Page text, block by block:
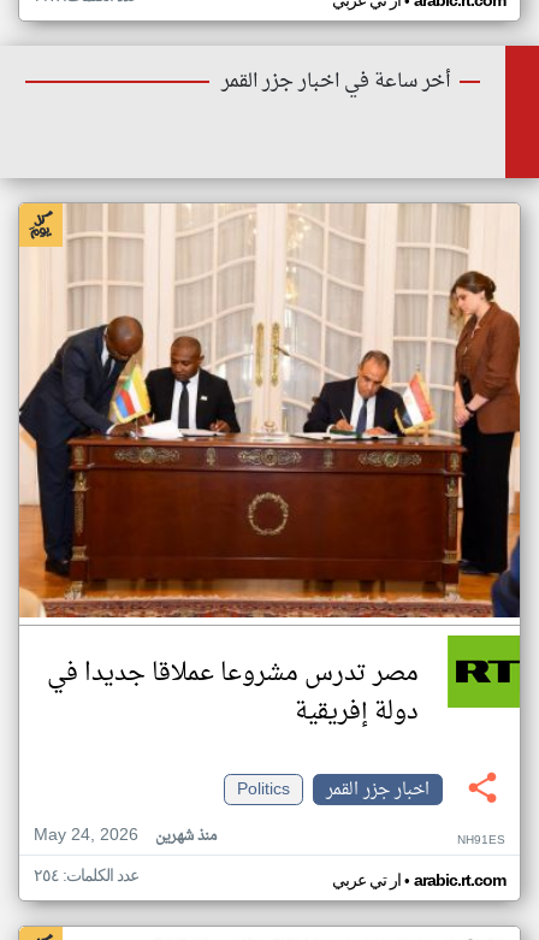
أخر ساعة في اخبار جزر القمر
مصر تدرس مشروعا عملاقا جديدا في
دولة إفريقية
اخبار جزر القمر
Politics
May 24, 2026
منذ شهرين NH91ES
ار تي عربي• arabic.rt.com عدد الكلمات: ٢٥٤